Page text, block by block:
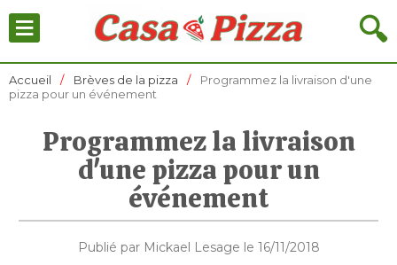
🔍
≡
Accueil Brèves de la pizza
Programmez la livraison d'une
pizza pour un événement
Programmez la livraison
d'une pizza pour un
événement
Publié par Mickael Lesage le 16/11/2018